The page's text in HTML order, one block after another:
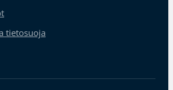
tietosuoja